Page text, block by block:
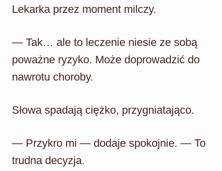
Lekarka przez moment milczy.
— Tak… ale to leczenie niesie ze sobą
poważne ryzyko. Może doprowadzić do
nawrotu choroby.
Słowa spadają ciężko, przygniatająco.
— Przykro mi — dodaje spokojnie. — To
trudna decyzja.